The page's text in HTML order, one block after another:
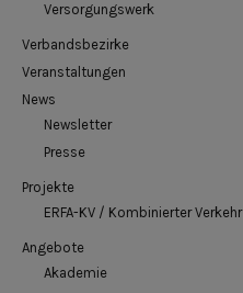
Versorgungswerk
Verbandsbezirke
Veranstaltungen
News
Newsletter
Presse
Projekte
ERFA-KV / Kombinierter Verkehr
Angebote
Akademie